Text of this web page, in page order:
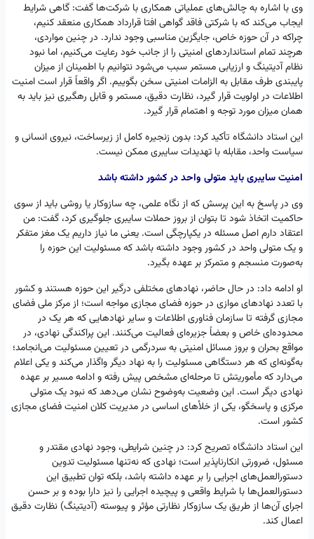
وی با اشاره به چالش‌های عملیاتی همکاری با شرکت‌ها گفت: گاهی شرایط
ایجاب می‌کند که با شرکتی فاقد گواهی افتا قرارداد همکاری منعقد کنیم،
چراکه در آن حوزه خاص، جایگزین مناسبی وجود ندارد. در چنین مواردی،
هرچند تمام استانداردهای امنیتی را از جانب خود رعایت می‌کنیم، اما نبود
نظام آدیتینگ و ارزیابی مستمر سبب می‌شود نتوانیم با اطمینان از میزان
پایبندی طرف مقابل به الزامات امنیتی سخن بگوییم. اگر واقعاً قرار است امنیت
اطلاعات در اولویت قرار گیرد، نظارت دقیق، مستمر و قابل رهگیری نیز باید به
همان میزان مورد توجه و اهتمام قرار گیرد.
این استاد دانشگاه تأکید کرد: بدون زنجیره کامل از زیرساخت، نیروی انسانی و
سیاست واحد، مقابله با تهدیدات سایبری ممکن نیست.
امنیت سایبری باید متولی واحد در کشور داشته باشد
وی در پاسخ به این پرسش که از نگاه علمی، چه سازوکار یا روشی باید از سوی
حاکمیت اتخاذ شود تا بتوان از بروز حملات سایبری جلوگیری کرد، گفت: من
اعتقاد دارم اصل مسئله در یکپارچگی است. یعنی ما نیاز داریم یک مغز متفکر
و یک متولی واحد در کشور وجود داشته باشد که مسئولیت این حوزه را
به‌صورت منسجم و متمرکز بر عهده بگیرد.
او ادامه داد: در حال حاضر، نهادهای مختلفی درگیر این حوزه هستند و کشور
با تعدد نهادهای موازی در حوزه فضای مجازی مواجه است؛ از مرکز ملی فضای
مجازی گرفته تا سازمان فناوری اطلاعات و سایر نهادهایی که هر یک در
محدوده‌ای خاص و بعضاً جزیره‌ای فعالیت می‌کنند. این پراکندگی نهادی، در
مواقع بحران و بروز مسائل امنیتی به سردرگمی در تعیین مسئولیت می‌انجامد؛
به‌گونه‌ای که هر دستگاهی مسئولیت را به نهاد دیگر واگذار می‌کند و یکی اعلام
می‌دارد که مأموریتش تا مرحله‌ای مشخص پیش رفته و ادامه مسیر بر عهده
نهادی دیگر است. این وضعیت به‌وضوح نشان می‌دهد که نبود یک متولی
مرکزی و پاسخگو، یکی از خلأهای اساسی در مدیریت کلان امنیت فضای مجازی
کشور است.
این استاد دانشگاه تصریح کرد: در چنین شرایطی، وجود نهادی مقتدر و
مسئول، ضرورتی انکارناپذیر است؛ نهادی که نه‌تنها مسئولیت تدوین
دستورالعمل‌های اجرایی را بر عهده داشته باشد، بلکه توان تطبیق این
دستورالعمل‌ها با شرایط واقعی و پیچیده اجرایی را نیز دارا بوده و بر حسن
اجرای آن‌ها از طریق یک سازوکار نظارتی مؤثر و پیوسته (آدیتینگ) نظارت دقیق
اعمال کند.